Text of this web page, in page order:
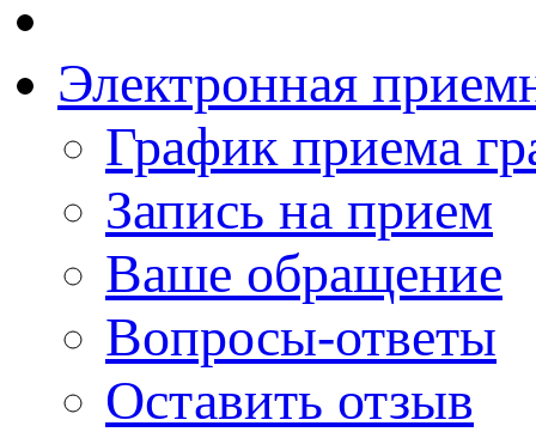
Электронная
График приема
Запись на прием
Ваше обращение
Вопросы-ответы
Оставить отзыв